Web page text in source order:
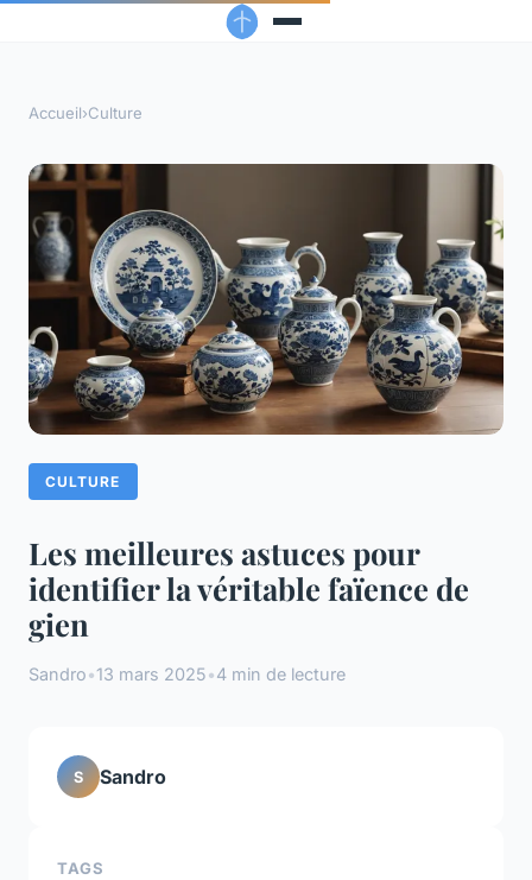
Accueil›Culture
CULTURE
Les meilleures astuces pour
identifier la véritable faïence de
gien
Sandro•13 mars 2025•4 min de lecture
S Sandro
TAGS